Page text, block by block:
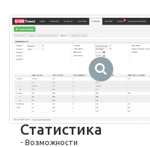
Статистика
- Возможности